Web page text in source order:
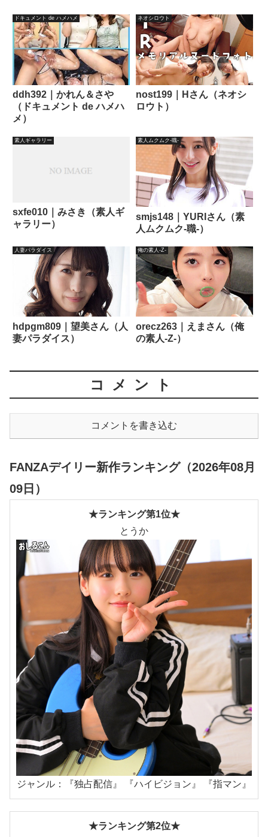
ドキュメント de ハメハメ
ddh392｜かれん＆さや
（ドキュメント de ハメハ
メ）
ネオシロウト
nost199｜Hさん（ネオシ
ロウト）
素人ギャラリー
sxfe010｜みさき（素人ギ
ャラリー）
素人ムクムク-職-
smjs148｜YURIさん（素
人ムクムク-職-）
人妻パラダイス
hdpgm809｜望美さん（人
妻パラダイス）
俺の素人-Z-
orecz263｜えまさん（俺
の素人-Z-）
コメント
コメントを書き込む
FANZAデイリー新作ランキング（2026年08月
09日）
★ランキング第1位★
とうか
ジャンル：『独占配信』 『ハイビジョン』 『指マン』
★ランキング第2位★